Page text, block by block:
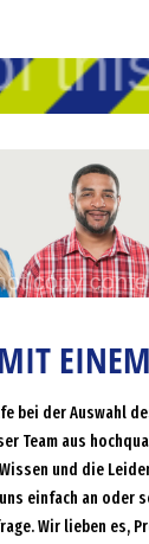
bei der Auswahl
Team aus
und die
einfach an oder
Wir lieben es,